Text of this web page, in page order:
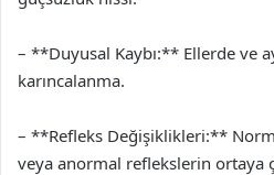
– **Duyusal Kaybı:** Ellerde ve
karıncalanma.
– **Refleks Değişiklikleri:**
veya anormal reflekslerin ortaya